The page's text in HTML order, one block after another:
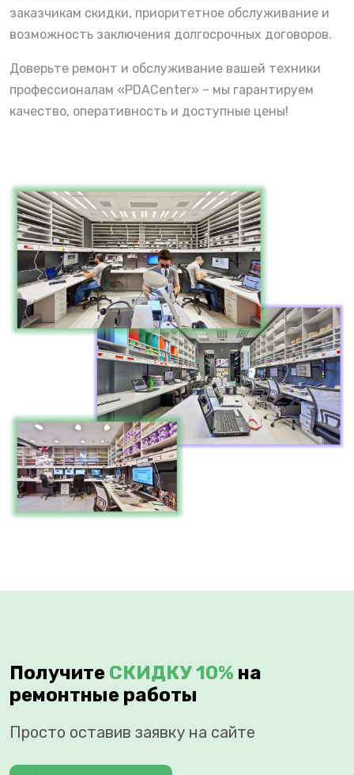
заказчикам скидки, приоритетное обслуживание и
возможность заключения долгосрочных договоров.
Доверьте ремонт и обслуживание вашей техники
профессионалам «PDACenter» – мы гарантируем
качество, оперативность и доступные цены!
Получите СКИДКУ 10% на
ремонтные работы
Просто оставив заявку на сайте